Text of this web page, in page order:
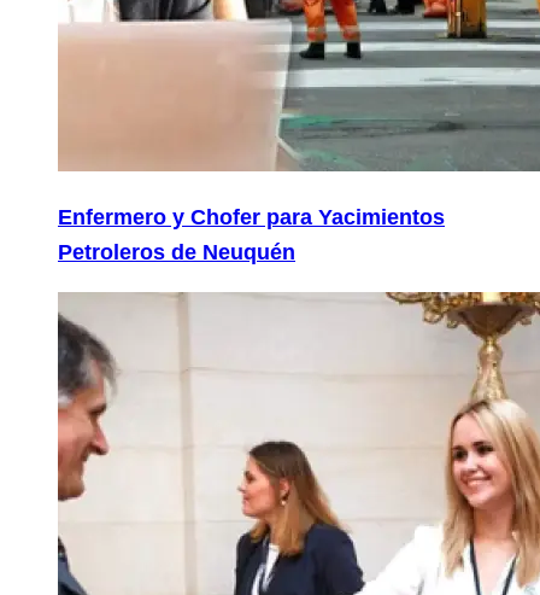
Enfermero y Chofer para Yacimientos
Petroleros de Neuquén